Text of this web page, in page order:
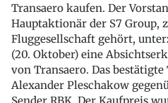
Transaero kaufen. Der
Hauptaktionär der S7 Group,
Fluggesellschaft gehört,
(20. Oktober) eine
von Transaero. Das
Alexander Pleschakow